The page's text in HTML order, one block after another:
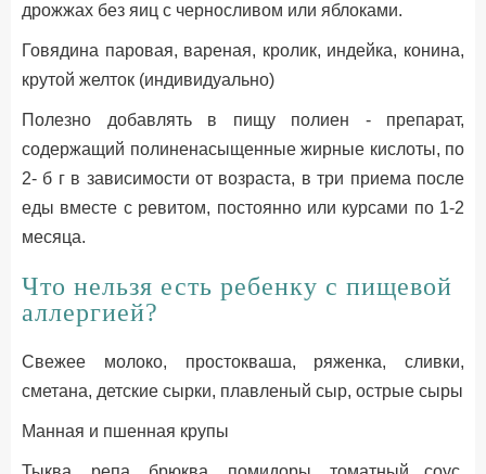
дрожжах без яиц с черносливом или яблоками.
Говядина паровая, вареная, кролик, индейка, конина,
крутой желток (индивидуально)
Полезно добавлять в пищу полиен - препарат,
содержащий полиненасыщенные жирные кислоты, по
2- б г в зависимости от возраста, в три приема после
еды вместе с ревитом, постоянно или курсами по 1-2
месяца.
Что нельзя есть ребенку с пищевой
аллергией?
Свежее молоко, простокваша, ряженка, сливки,
сметана, детские сырки, плавленый сыр, острые сыры
Манная и пшенная крупы